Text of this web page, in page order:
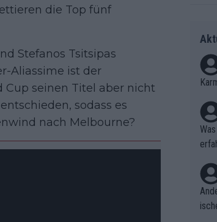
die Top fünf
Stefanos Tsitsipas
Aliassime ist der
seinen Titel aber nicht
sodass es
nach Melbourne?